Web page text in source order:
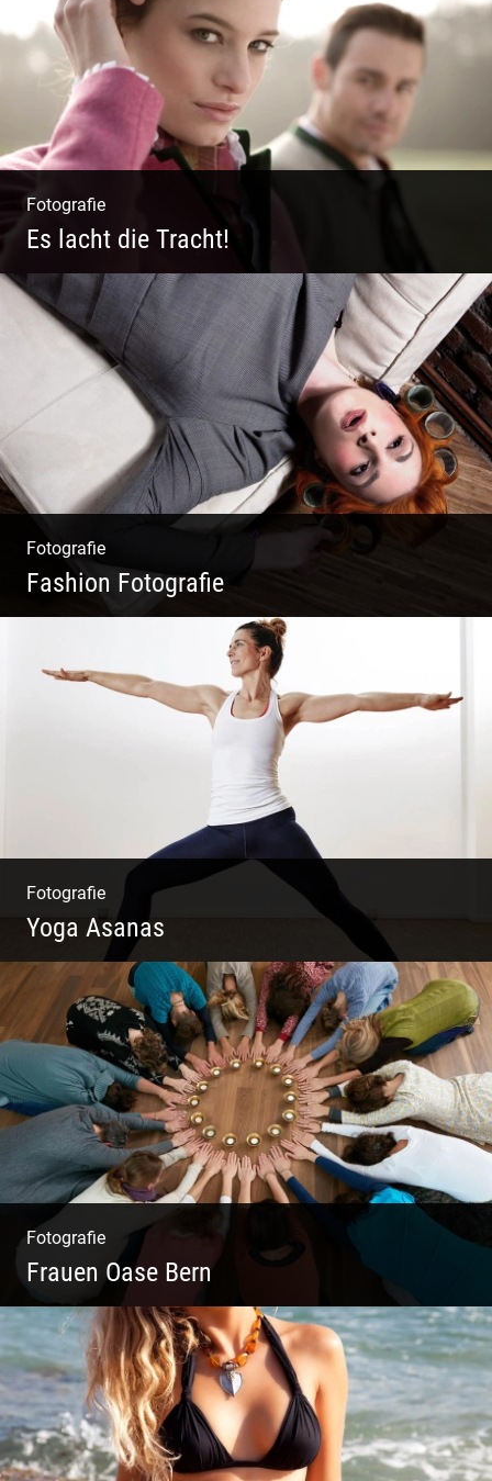
Fotografie
Es lacht die Tracht!
Wunderschöne Dirndl | Harmonische
Farben | Originelle Details | Edle Stoffe
Fotografie
Fashion Fotografie
Mode|Menschen|Magazin
Fotografie
Yoga Asanas
Virabhadrasana II oder Krieger II – Anleitung
für den Blog
Fotografie
Frauen Oase Bern
Yoga Fotografie | Magische Momente | Bunte
Farben | Wilde Formen